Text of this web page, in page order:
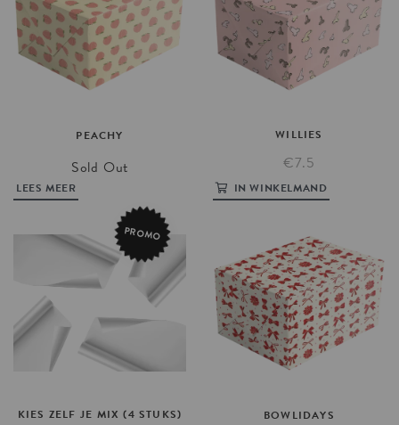
PEACHY
Sold Out
LEES MEER
WILLIES
€7.5
IN WINKELMAND
PROMO
KIES ZELF JE MIX (4 STUKS) BOWLIDAYS